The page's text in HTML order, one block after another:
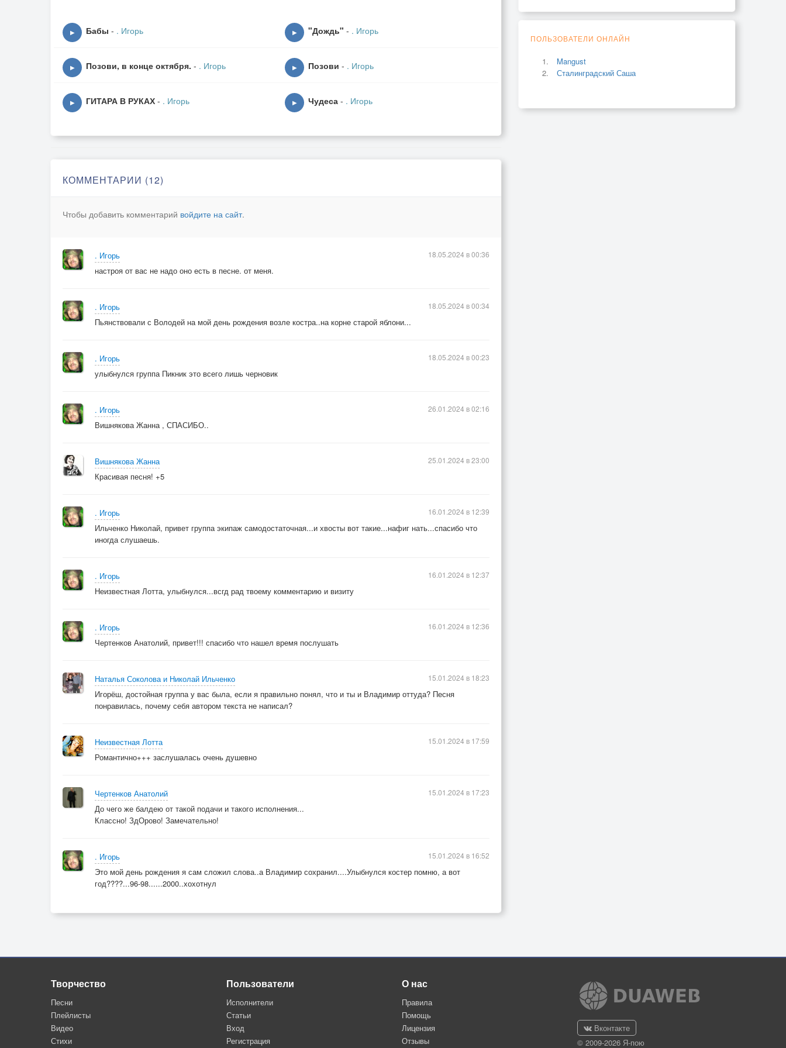
▶ Бабы - . Игорь ▶ "Дождь" - . Игорь
▶ Позови, в конце октября. - . Игорь ▶ Позови - . Игорь
▶ ГИТАРА В РУКАХ - . Игорь ▶ Чудеса - . Игорь
КОММЕНТАРИИ (12)
Чтобы добавить комментарий войдите на сайт.
. Игорь
настроя от вас не надо оно есть в песне. от меня.
18.05.2024 в 00:36
. Игорь
Пьянствовали с Володей на мой день рождения возле костра..на корне старой яблони...
18.05.2024 в 00:34
. Игорь
улыбнулся группа Пикник это всего лишь черновик
18.05.2024 в 00:23
. Игорь
Вишнякова Жанна , СПАСИБО..
26.01.2024 в 02:16
Вишнякова Жанна
Красивая песня! +5
25.01.2024 в 23:00
. Игорь
Ильченко Николай, привет группа экипаж самодостаточная...и хвосты вот такие...нафиг нать...спасибо что
иногда слушаешь.
16.01.2024 в 12:39
. Игорь
Неизвестная Лотта, улыбнулся...всгд рад твоему комментарию и визиту
16.01.2024 в 12:37
. Игорь
Чертенков Анатолий, привет!!! спасибо что нашел время послушать
16.01.2024 в 12:36
Наталья Соколова и Николай Ильченко
Игорёш, достойная группа у вас была, если я правильно понял, что и ты и Владимир оттуда? Песня
понравилась, почему себя автором текста не написал?
15.01.2024 в 18:23
Неизвестная Лотта
Романтично+++ заслушалась очень душевно
15.01.2024 в 17:59
Чертенков Анатолий
До чего же балдею от такой подачи и такого исполнения...
Классно! ЗдОрово! Замечательно!
15.01.2024 в 17:23
. Игорь
Это мой день рождения я сам сложил слова..а Владимир сохранил....Улыбнулся костер помню, а вот
год????...96-98......2000..хохотнул
15.01.2024 в 16:52
ПОЛЬЗОВАТЕЛИ ОНЛАЙН
Mangust
Сталинградский Саша
Творчество
Песни
Плейлисты
Видео
Стихи
Пользователи
Исполнители
Статьи
Вход
Регистрация
О нас
Правила
Помощь
Лицензия
Отзывы
Вконтакте
© 2009-2026 Я-пою